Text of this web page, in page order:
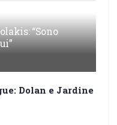
“Sono
Dolan e Jardine